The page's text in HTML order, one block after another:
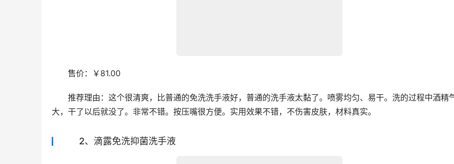
售价：￥81.00
推荐理由：这个很清爽，比普通的免洗洗手液好，普通的洗手液太黏了。喷雾均匀、易干。洗的过程中酒精
大，干了以后就没了。非常不错。按压嘴很方便。实用效果不错，不伤害皮肤，材料真实。
2、滴露免洗抑菌洗手液